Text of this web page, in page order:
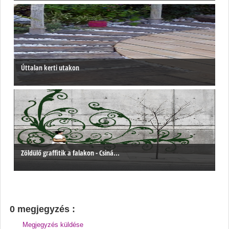
Úttalan kerti utakon
Zöldülő graffitik a falakon - Csiná...
0 megjegyzés :
Megjegyzés küldése